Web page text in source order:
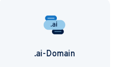
.ai-Domain